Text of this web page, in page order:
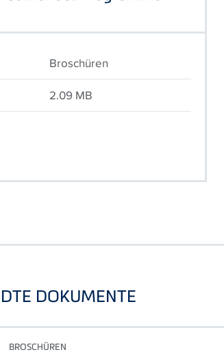
Broschüren
2.09 MB
DOKUMENTE
BROSCHÜREN